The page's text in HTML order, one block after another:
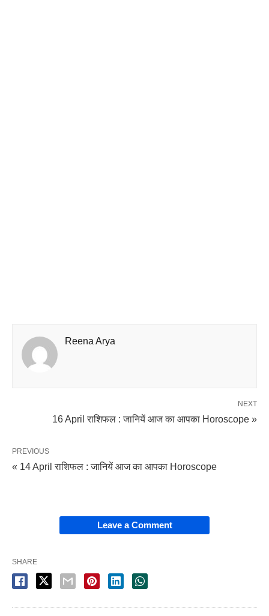
Reena Arya
NEXT
16 April राशिफल : जानियें आज का आपका Horoscope »
PREVIOUS
« 14 April राशिफल : जानियें आज का आपका Horoscope
Leave a Comment
SHARE